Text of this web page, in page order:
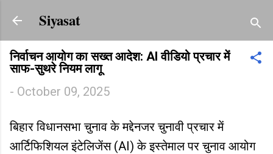
Siyasat
निर्वाचन आयोग का सख्त आदेश: AI वीडियो प्रचार में
साफ-सुथरे नियम लागू
- October 09, 2025
बिहार विधानसभा चुनाव के मद्देनजर चुनावी प्रचार में
आर्टिफिशियल इंटेलिजेंस (AI) के इस्तेमाल पर चुनाव आयोग